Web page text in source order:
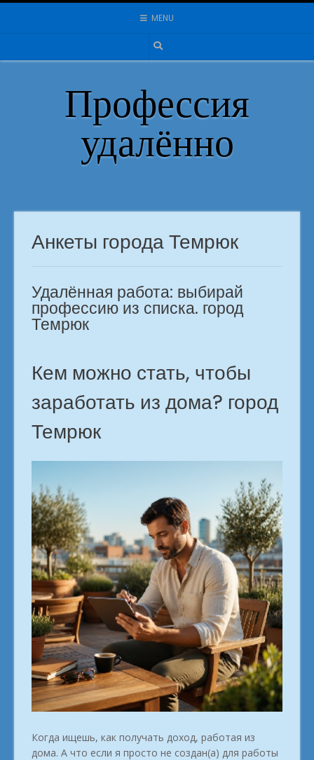
Skip
MENU
Профессия
удалённо
Анкеты города Темрюк
Удалённая работа: выбирай
профессию из списка. город
Темрюк
Кем можно стать, чтобы
заработать из дома? город
Темрюк
Когда ищешь, как получать доход, работая из
дома. А что если я просто не создан(а) для работы